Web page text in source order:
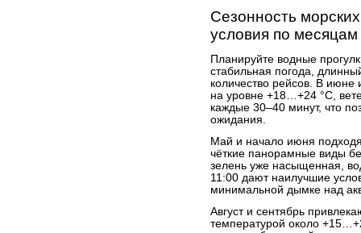
Сезонность
условия по месяцам
Планируйте водные
стабильная погода,
количество рейсов. В июне
на уровне +18…+24 °C,
каждые 30–40 минут, что
ожидания.
Май и начало июня
чёткие панорамные виды
зелень уже насыщенная,
11:00 дают наилучшие
минимальной дымке над
Август и сентябрь
температурой около